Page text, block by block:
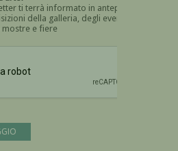
ti terrà informato in anteprima
della galleria, degli eventi
mostre e fiere